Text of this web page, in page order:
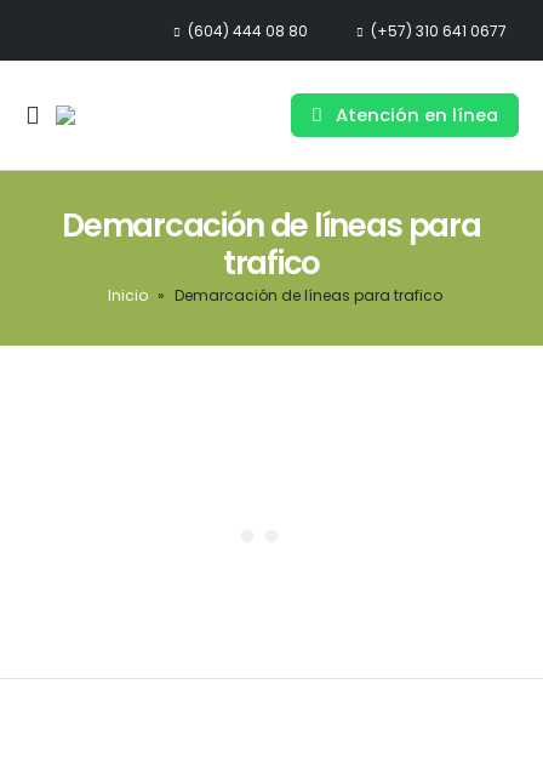
(604) 444 08 80 (+57) 310 641 0677
Atención en línea
Demarcación de líneas para
trafico
Inicio » Demarcación de líneas para trafico